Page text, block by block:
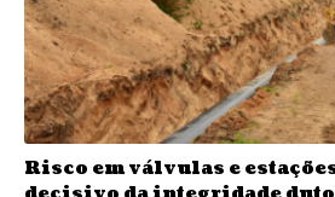
Risco em válvulas e